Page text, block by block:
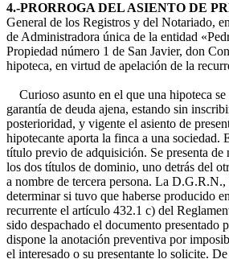
4.-PRORROGA DEL ASIENTO DE
General de los Registros y del Notariado,
de Administradora única de la entidad
Propiedad número 1 de San Javier, don
hipoteca, en virtud de apelación de la
Curioso asunto en el que una hipoteca se
garantía de deuda ajena, estando sin
posterioridad, y vigente el asiento de
hipotecante aporta la finca a una sociedad.
título previo de adquisición. Se presenta
los dos títulos de dominio, uno detrás del
a nombre de tercera persona. La
determinar si tuvo que haberse producido
recurrente el artículo 432.1 c) del
sido despachado el documento
dispone la anotación preventiva por
el interesado o su presentante lo solicite.